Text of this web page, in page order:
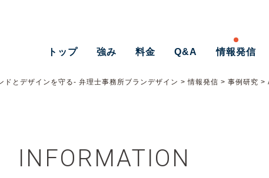
トップ 強み 料金 Q&A 情報発信
ドとデザインを守る- 弁理士事務所ブランデザイン >情報発信 > 事例研究 >
INFORMATION